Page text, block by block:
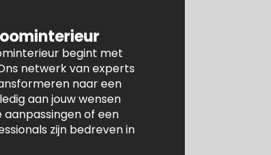
begint met
netwerk van experts
naar een
aan jouw wensen
of een
zijn bedreven in